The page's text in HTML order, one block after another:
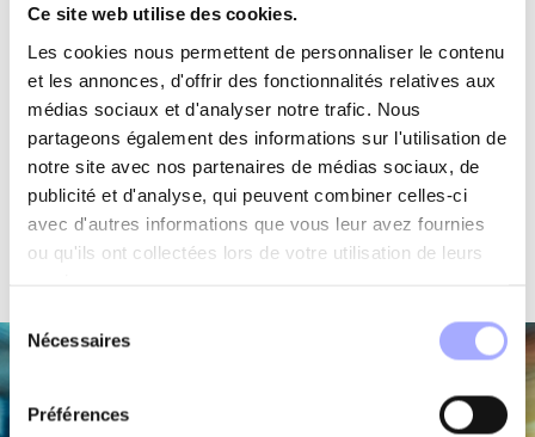
Ce site web utilise des cookies.
Les cookies nous permettent de personnaliser le contenu
et les annonces, d'offrir des fonctionnalités relatives aux
médias sociaux et d'analyser notre trafic. Nous
partageons également des informations sur l'utilisation de
notre site avec nos partenaires de médias sociaux, de
publicité et d'analyse, qui peuvent combiner celles-ci
avec d'autres informations que vous leur avez fournies
ou qu'ils ont collectées lors de votre utilisation de leurs
du Nécessaires
Préférences
permettant d’accéder de façon sécurisée et intuitive à
sources. Nous transformons ainsi d’importants volumes
de données en connaissances fiables et utiles,
permettant à nos utilisateurs de prendre des décisions
complexes.
En savoir plus